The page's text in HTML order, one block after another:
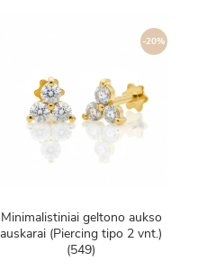
-20%
Minimalistiniai geltono aukso
auskarai (Piercing tipo 2 vnt.)
(549)